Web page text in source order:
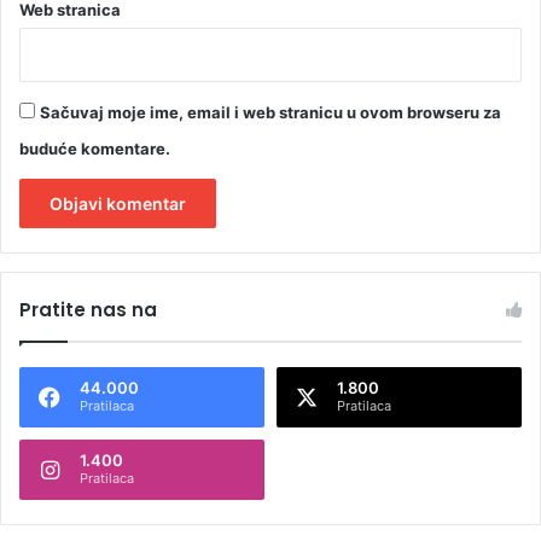
Web stranica
Sačuvaj moje ime, email i web stranicu u ovom browseru za
buduće komentare.
t
n
t
Pratite nas na
44.000
Pratilaca
1.800
Pratilaca
1.400
Pratilaca